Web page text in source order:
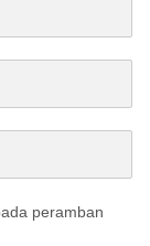
peramban